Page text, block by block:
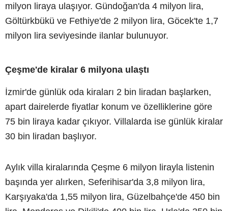
milyon liraya ulaşıyor. Gündoğan'da 4 milyon lira,
Göltürkbükü ve Fethiye'de 2 milyon lira, Göcek'te 1,7
milyon lira seviyesinde ilanlar bulunuyor.
Çeşme'de kiralar 6 milyona ulaştı
İzmir'de günlük oda kiraları 2 bin liradan başlarken,
apart dairelerde fiyatlar konum ve özelliklerine göre
75 bin liraya kadar çıkıyor. Villalarda ise günlük kiralar
30 bin liradan başlıyor.
Aylık villa kiralarında Çeşme 6 milyon lirayla listenin
başında yer alırken, Seferihisar'da 3,8 milyon lira,
Karşıyaka'da 1,55 milyon lira, Güzelbahçe'de 450 bin